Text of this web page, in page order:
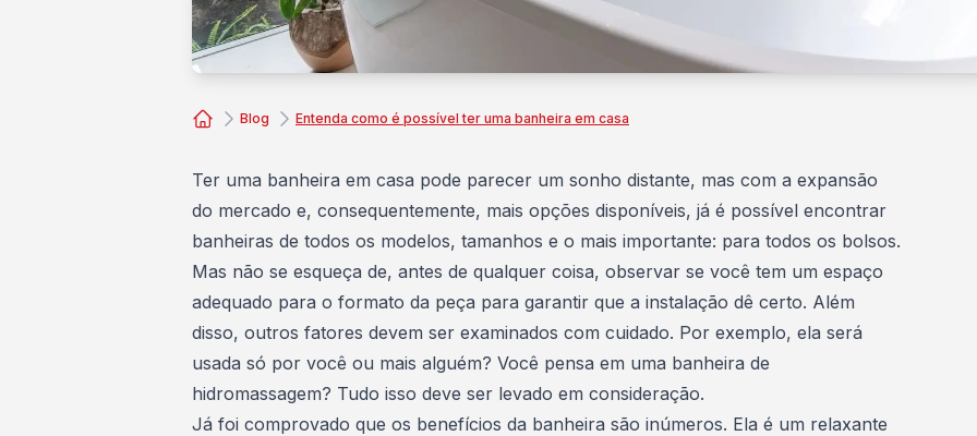
Blog Entenda como é possível ter uma banheira em casa
Ter uma banheira em casa pode parecer um sonho distante, mas com a expansão
do mercado e, consequentemente, mais opções disponíveis, já é possível encontrar
banheiras de todos os modelos, tamanhos e o mais importante: para todos os bolsos.
Mas não se esqueça de, antes de qualquer coisa, observar se você tem um espaço
adequado para o formato da peça para garantir que a instalação dê certo. Além
disso, outros fatores devem ser examinados com cuidado. Por exemplo, ela será
usada só por você ou mais alguém? Você pensa em uma banheira de
hidromassagem? Tudo isso deve ser levado em consideração.
Já foi comprovado que os benefícios da banheira são inúmeros. Ela é um relaxante